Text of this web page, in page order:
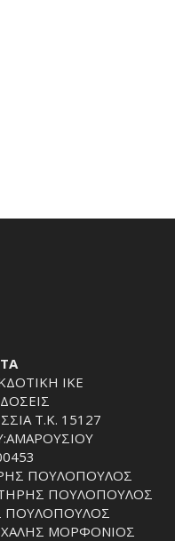
ΙΚΕ
Τ.Κ. 15127
ΠΟΥΛΟΠΟΥΛΟΣ
ΠΟΥΛΟΠΟΥΛΟΣ
ΠΟΥΛΟΠΟΥΛΟΣ
ΜΟΡΦΟΝΙΟΣ